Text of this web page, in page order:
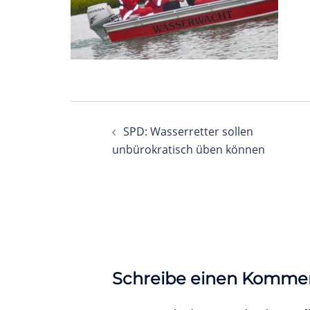
SPD: Wasserretter sollen
unbürokratisch üben können
Schreibe einen